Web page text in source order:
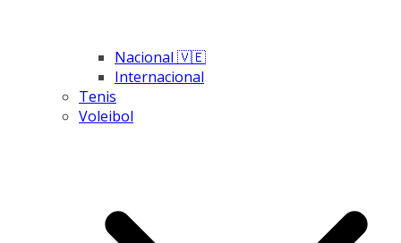
Nacional 🇻🇪
Internacional
Tenis
Voleibol